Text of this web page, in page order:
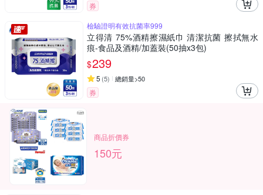
券
檢驗證明有效抗菌率999
立得清 75%酒精擦濕紙巾 清潔抗菌 擦拭無水
痕-食品及酒精/加蓋裝(50抽x3包)
$239
5 (5) 總銷量>50
券
商品折價券
150元